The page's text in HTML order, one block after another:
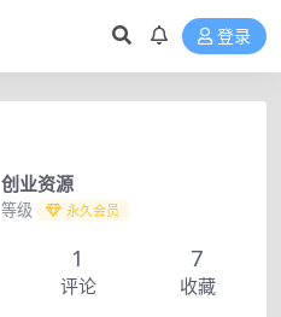
登录
创业资源
等级 永久会员
1
评论
7
收藏